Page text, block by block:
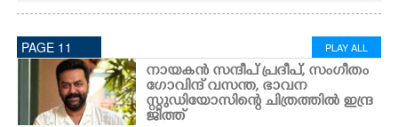
PAGE 11 PLAY ALL
നായകൻ സന്ദീപ് പ്രദീപ്,​ സംഗീതം
ഗോവിന്ദ് വസന്ത, ഭാവന
സ്റ്റുഡിയോസിന്റെ ചിത്രത്തിൽ ഇന്ദ്ര
ജിത്ത്